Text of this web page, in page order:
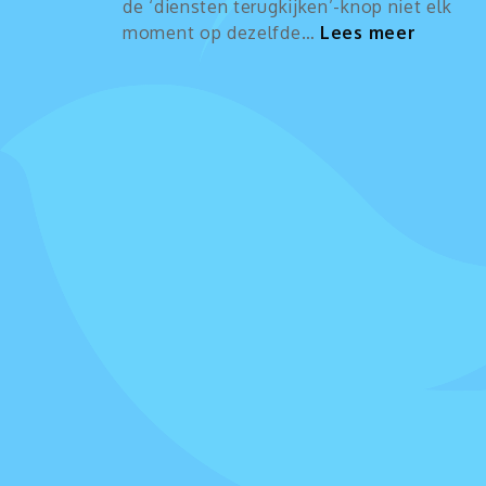
de ‘diensten terugkijken’-knop niet elk
moment op dezelfde… Lees meer